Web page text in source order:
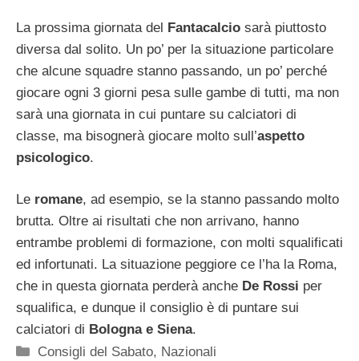
La prossima giornata del Fantacalcio sarà piuttosto
diversa dal solito. Un po’ per la situazione particolare
che alcune squadre stanno passando, un po’ perché
giocare ogni 3 giorni pesa sulle gambe di tutti, ma non
sarà una giornata in cui puntare su calciatori di
classe, ma bisognerà giocare molto sull’aspetto
psicologico.
Le romane, ad esempio, se la stanno passando molto
brutta. Oltre ai risultati che non arrivano, hanno
entrambe problemi di formazione, con molti squalificati
ed infortunati. La situazione peggiore ce l’ha la Roma,
che in questa giornata perderà anche De Rossi per
squalifica, e dunque il consiglio è di puntare sui
calciatori di Bologna e Siena.
Categorie
Consigli del Sabato, Nazionali